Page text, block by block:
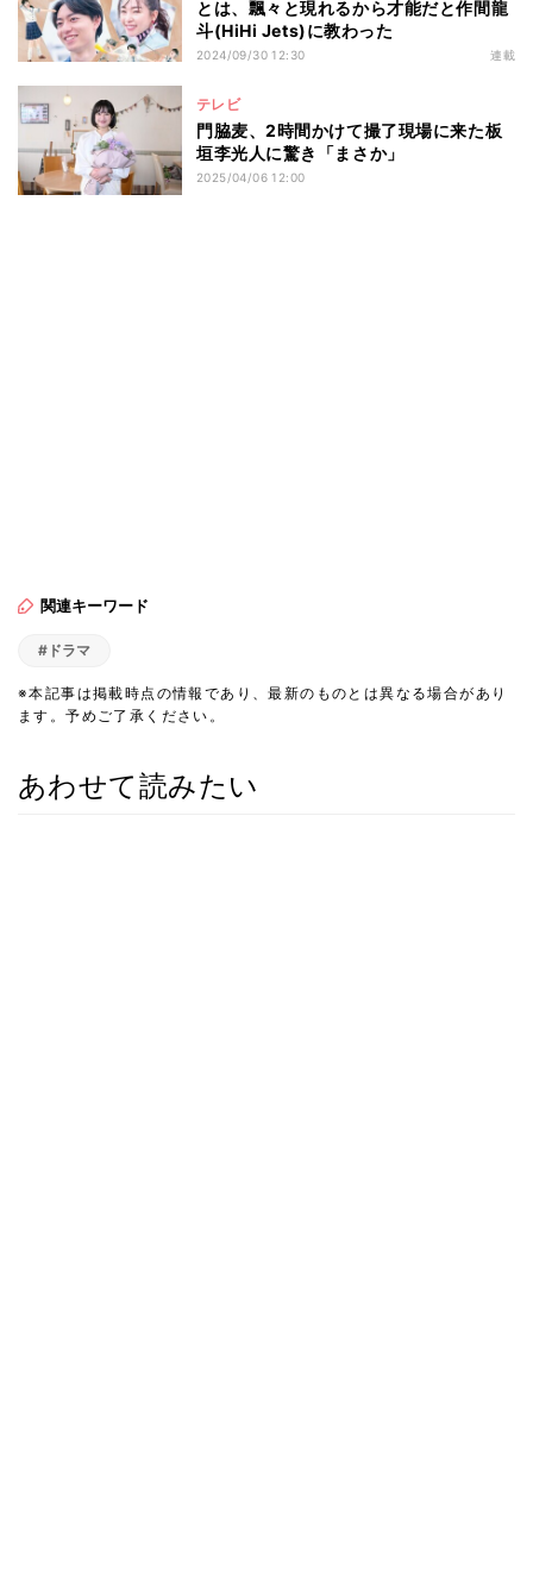
とは、飄々と現れるから才能だと作間龍
斗(HiHi Jets)に教わった
2024/09/30 12:30 連載
テレビ
門脇麦、2時間かけて撮了現場に来た板
垣李光人に驚き「まさか」
2025/04/06 12:00
関連キーワード
#ドラマ
※本記事は掲載時点の情報であり、最新のものとは異なる場合があり
ます。予めご了承ください。
あわせて読みたい